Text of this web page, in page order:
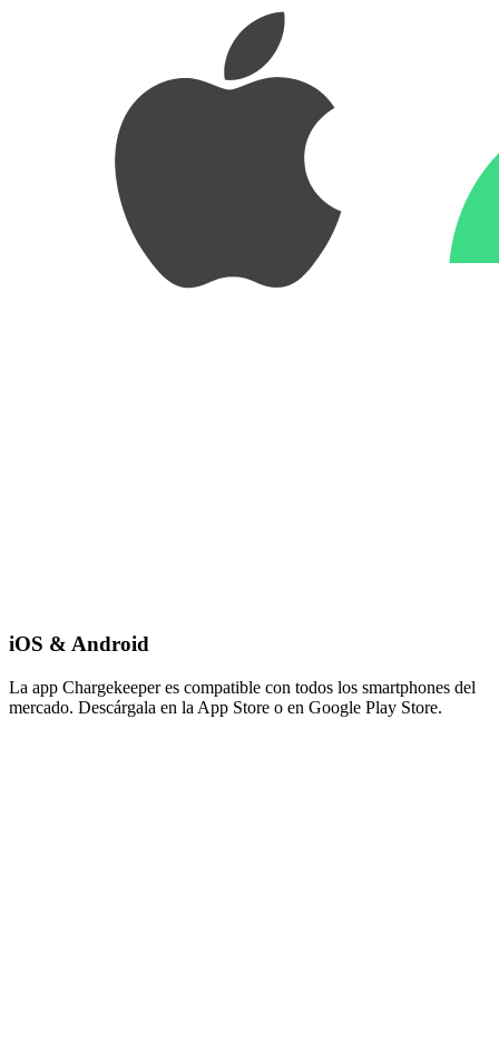
iOS & Android
La app Chargekeeper es compatible con todos los smartphones del
mercado. Descárgala en la App Store o en Google Play Store.